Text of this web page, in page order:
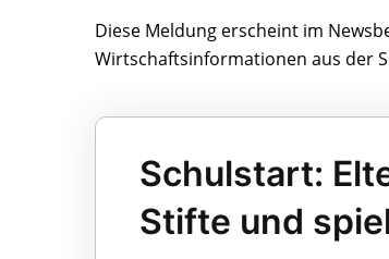
Diese Meldung erscheint im
Wirtschaftsinformationen aus der
Schulstart:
Stifte und